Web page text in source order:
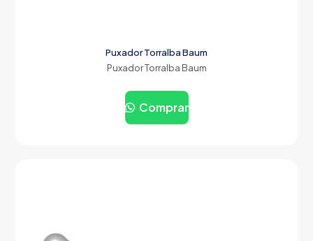
Puxador Torralba Baum
Puxador Torralba Baum
Comprar